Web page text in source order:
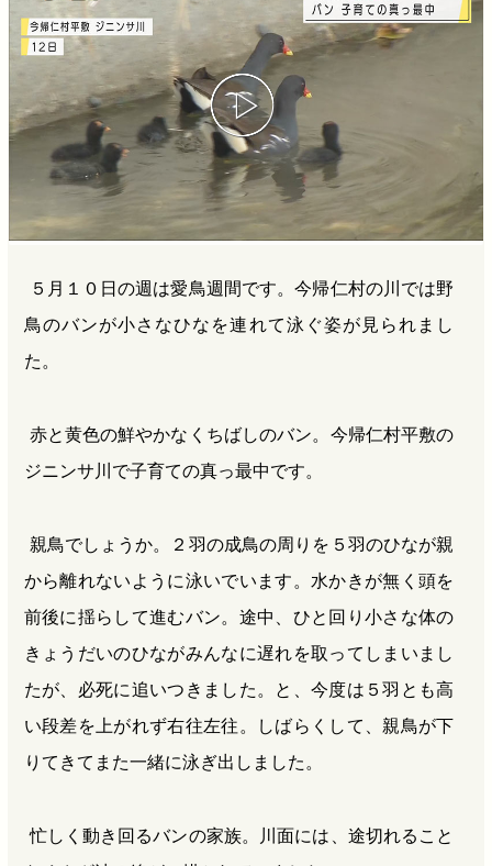
k
５月１０日の週は愛鳥週間です。今帰仁村の川では野
鳥のバンが小さなひなを連れて泳ぐ姿が見られまし
た。
赤と黄色の鮮やかなくちばしのバン。今帰仁村平敷の
ジニンサ川で子育ての真っ最中です。
親鳥でしょうか。２羽の成鳥の周りを５羽のひなが親
から離れないように泳いでいます。水かきが無く頭を
前後に揺らして進むバン。途中、ひと回り小さな体の
きょうだいのひながみんなに遅れを取ってしまいまし
たが、必死に追いつきました。と、今度は５羽とも高
い段差を上がれず右往左往。しばらくして、親鳥が下
りてきてまた一緒に泳ぎ出しました。
忙しく動き回るバンの家族。川面には、途切れること